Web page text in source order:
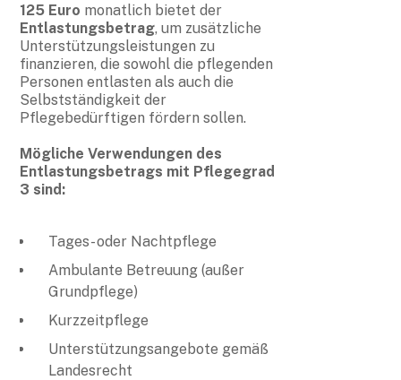
125 Euro monatlich bietet der
Entlastungsbetrag, um zusätzliche
Unterstützungsleistungen zu
finanzieren, die sowohl die pflegenden
Personen entlasten als auch die
Selbstständigkeit der
Pflegebedürftigen fördern sollen.
Mögliche Verwendungen des
Entlastungsbetrags mit Pflegegrad
3 sind:
Tages- oder Nachtpflege
Ambulante Betreuung (außer
Grundpflege)
Kurzzeitpflege
Unterstützungsangebote gemäß
Landesrecht